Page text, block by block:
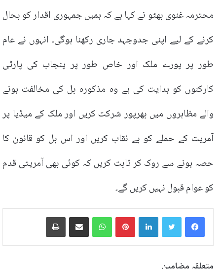
محترمہ غنوی بھٹو نے کہا ہے کہ ہمیں جمہوری اقدار کو بحال
کرنے کے لیے اپنی جدوجہد جاری رکھنا ہوگی۔ انہوں نے عام
طور پر پورے ملک اور خاص طور پر پنجاب کی پارٹی
کارکنوں کو ہدایت کی ہے وہ مذکورہ بل کی مخالفت ہونے
والے مظاہروں میں بھرپور شرکت کریں اور ملک کے میڈیا پر
آمریت کے حملے کو بے نقاب کریں اور اس بل کو قانون کا
حصہ ہونے سے روک کر ثابت کریں کہ کوئی بھی آمریتی قدم
کو عوام قبول نہیں کریں گے۔
LinkedIn
WhatsApp ایمیل پر شیئر کریں